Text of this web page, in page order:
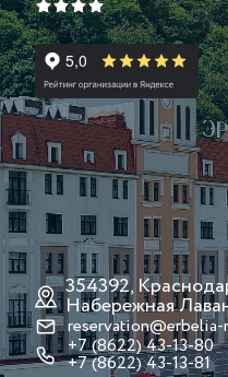
354392,
Набережная
reservation@erbelia-
+7 (8622) 43-13-80
+7 (8622) 43-13-81